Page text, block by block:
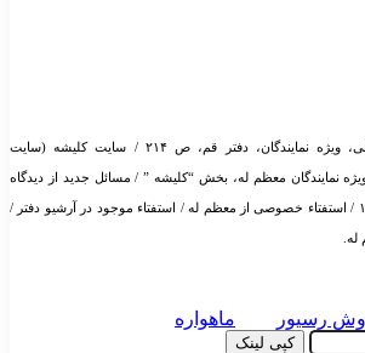
(۱) استفتائات آیت‌الله سیستانی، ویژه نمایندگان، دفتر قم، ص ۲۱۴ / سایت کلیشه (سایت
نمایندگان معظم له، بخش “کلیشه ” / مسائل جدید از دیدگاه
و مراجع تقلید، ج۳، ص۱۸۹ / استفتاء خصوصی از معظم له / استفتاء موجود در آرشیو دفتر /
رسیور ماهواره
کپی لینک